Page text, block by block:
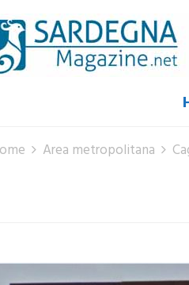
Area metropolitana